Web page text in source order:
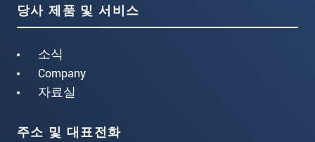
당사 제품 및 서비스
소식
Company
자료실
주소 및 대표전화